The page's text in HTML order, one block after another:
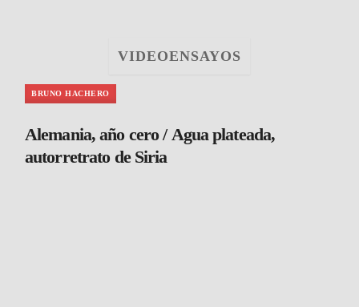
VIDEOENSAYOS
BRUNO HACHERO
Alemania, año cero / Agua plateada,
autorretrato de Siria